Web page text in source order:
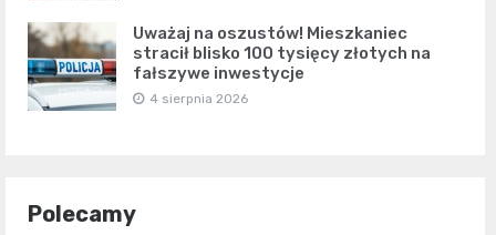
Uważaj na oszustów! Mieszkaniec
stracił blisko 100 tysięcy złotych na
fałszywe inwestycje
4 sierpnia 2026
Polecamy